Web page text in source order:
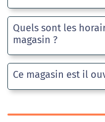
Quels sont les
magasin ?
Ce magasin est il